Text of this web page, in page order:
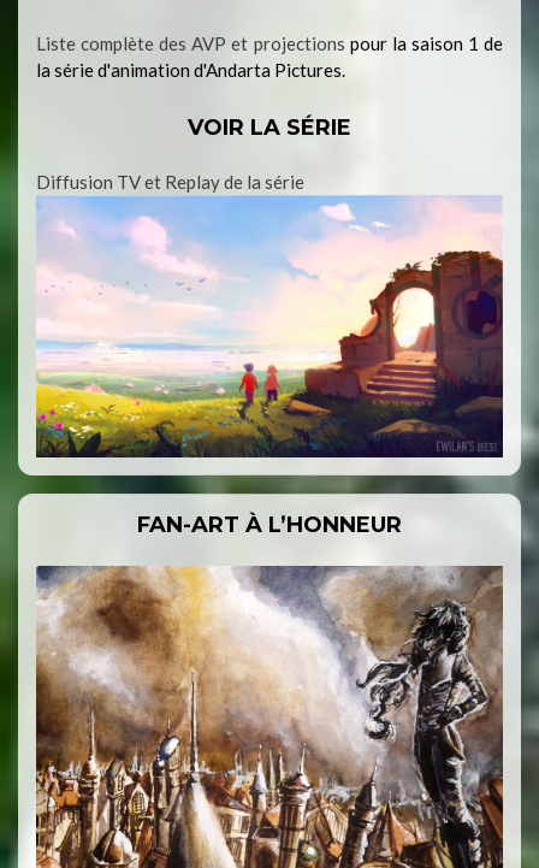
Liste complète des AVP et projections pour la saison 1 de
la série d'animation d'Andarta Pictures.
VOIR LA SÉRIE
Diffusion TV et Replay de la série
FAN-ART À L’HONNEUR